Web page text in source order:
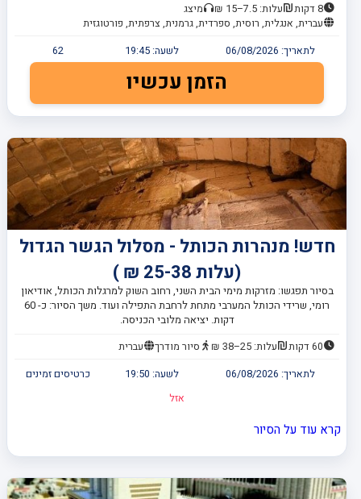
8 דקות עלות: 7.5–15 ₪
מיצג
עברית, אנגלית, רוסית, ספרדית, גרמנית, צרפתית, פורטוגזית
לתאריך: 06/08/2026 לשעה:19:45
62
הזמן עכשיו
חדש! מנהרות הכותל - מסלול הגשר הגדול
(עלות 25-38 ₪ )
בסיור תפגשו: מזרקות מימי הבית השני, רחוב השוק למרגלות הכותל, אודיאון
רומי, שרידי הכותל המערבי מתחת לרחבת התפילה ועוד. משך הסיור: כ- 60
דקות. יציאה מלובי הכניסה.
60 דקות עלות: 25–38 ₪ סיור מודרך
עברית
לתאריך: 06/08/2026 לשעה: 19:50
כרטיסים זמינים
אזל
קרא עוד על הסיור